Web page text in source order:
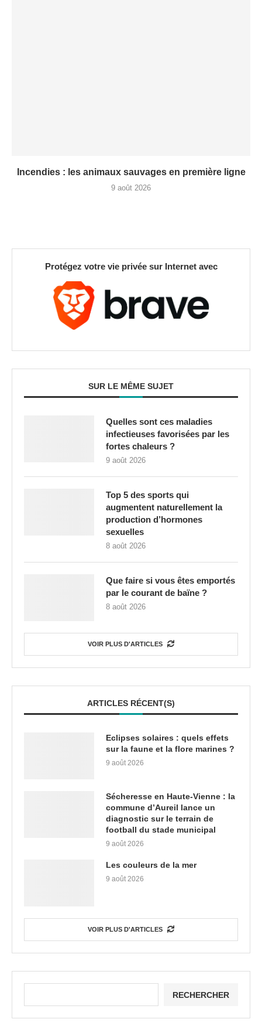
Incendies : les animaux sauvages en première ligne
9 août 2026
Protégez votre vie privée sur Internet avec
SUR LE MÊME SUJET
Quelles sont ces maladies
infectieuses favorisées par les
fortes chaleurs ?
9 août 2026
Top 5 des sports qui
augmentent naturellement la
production d’hormones
sexuelles
8 août 2026
Que faire si vous êtes emportés
par le courant de baïne ?
8 août 2026
VOIR PLUS D'ARTICLES
ARTICLES RÉCENT(S)
Eclipses solaires : quels effets
sur la faune et la flore marines ?
9 août 2026
Sécheresse en Haute-Vienne : la
commune d’Aureil lance un
diagnostic sur le terrain de
football du stade municipal
9 août 2026
Les couleurs de la mer
9 août 2026
VOIR PLUS D'ARTICLES
RECHERCHER